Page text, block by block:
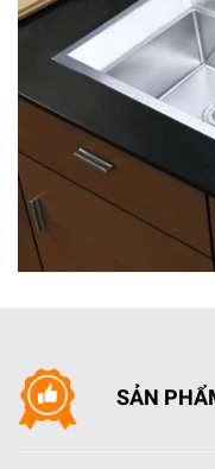
sử dụng chất liệu
bám vân tay, dễ
SẢN